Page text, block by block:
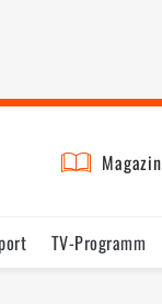
Magazin
TV-Programm